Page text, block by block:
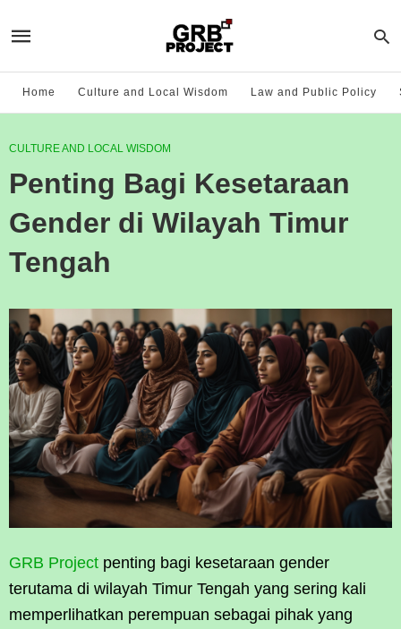
Home Culture and Local Wisdom Law and Public Policy
CULTURE AND LOCAL WISDOM
Penting Bagi Kesetaraan
Gender di Wilayah Timur
Tengah
GRB Project penting bagi kesetaraan gender
terutama di wilayah Timur Tengah yang sering kali
memperlihatkan perempuan sebagai pihak yang